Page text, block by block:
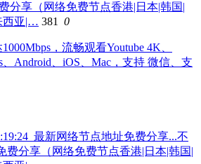
分享（网络免费节点香港|日本|韩国|
西亚|… 381 0